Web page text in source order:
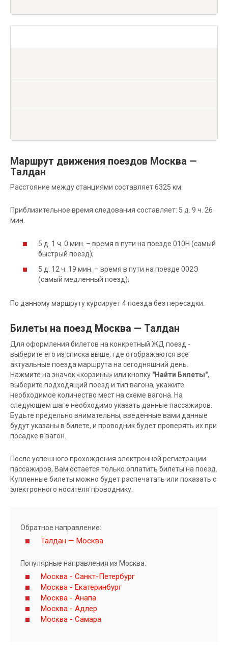
Маршрут движения поездов Москва —
Талдан
Расстояние между станциями составляет 6325 км.
Приблизительное время следования составляет: 5 д. 9 ч. 26
мин.
5 д. 1 ч. 0 мин. – время в пути на поезде 010Н (самый
быстрый поезд);
5 д. 12 ч. 19 мин. – время в пути на поезде 002Э
(самый медленный поезд);
По данному маршруту курсирует 4 поезда без пересадки.
Билеты на поезд Москва — Талдан
Для оформления билетов на конкретный ЖД поезд -
выберите его из списка выше, где отображаются все
актуальные поезда маршрута на сегодняшний день.
Нажмите на значок «корзины» или кнопку "Найти Билеты",
выберите подходящий поезд и тип вагона, укажите
необходимое количество мест на схеме вагона. На
следующем шаге необходимо указать данные пассажиров.
Будьте предельно внимательны, введенные вами данные
будут указаны в билете, и проводник будет проверять их при
посадке в вагон.
После успешного прохождения электронной регистрации
пассажиров, Вам остается только оплатить билеты на поезд.
Купленные билеты можно будет распечатать или показать с
электронного носителя проводнику.
Обратное направление:
Талдан — Москва
Популярные направления из Москва:
Москва - Санкт-Петербург
Москва - Екатеринбург
Москва - Анапа
Москва - Адлер
Москва - Самара